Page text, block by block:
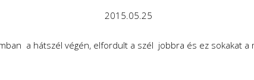
2015.05.25
a hátszél végén, elfordult a szél jobbra és ez sokakat